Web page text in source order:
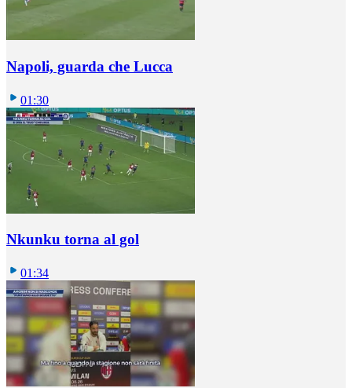
Napoli, guarda che Lucca
01:30
Nkunku torna al gol
01:34